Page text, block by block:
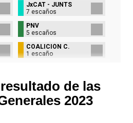
JxCAT - JUNTS
7 escaños
PNV
5 escaños
COALICIÓN C.
1 escaño
de las
2023